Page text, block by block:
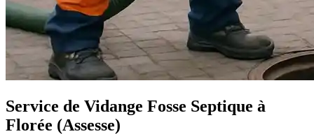
Service de Vidange Fosse Septique à
Florée (Assesse)